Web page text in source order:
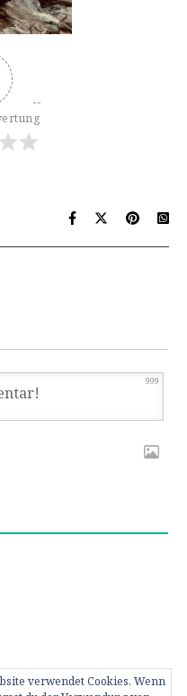
999
verwendet Cookies. Wenn